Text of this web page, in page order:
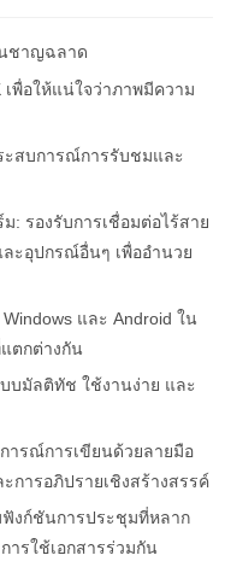
ชาญฉลาด
เพื่อให้แน่ใจว่าภาพมีความ
ะสบการณ์การรับชมและ
: รองรับการเชื่อมต่อไร้สาย
ะอุปกรณ์อื่นๆ เพื่ออำนวย
และ Android ใน
ตกต่างกัน
บมัลติทัช ใช้งานง่าย และ
ารณ์การเขียนด้วยลายมือ
ารอภิปรายเชิงสร้างสรรค์
งก์ชันการประชุมที่หลาก
ารใช้เอกสารร่วมกัน